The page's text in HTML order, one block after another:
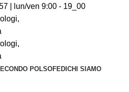
| lun/ven 9:00 - 19_00
POLSOFEDI CHI SIAMO